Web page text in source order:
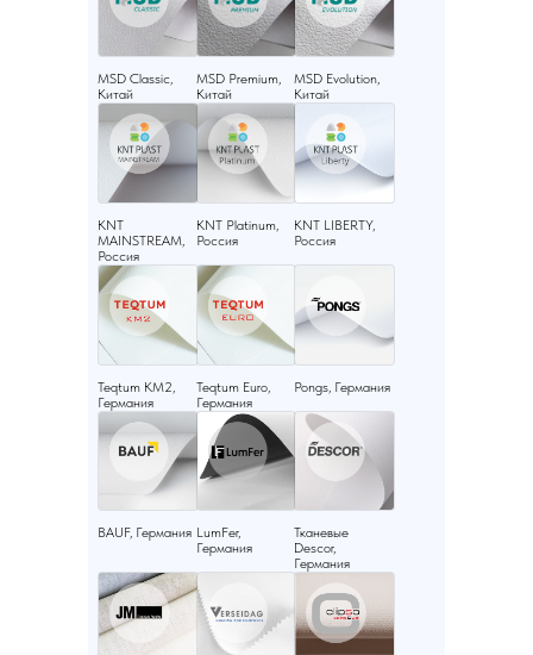
MSD Classic,
Китай
MSD Premium,
Китай
MSD Evolution,
Китай
KNT
MAINSTREAM,
Россия
KNT Platinum,
Россия
KNT LIBERTY,
Россия
Teqtum KM2,
Германия
Teqtum Euro,
Германия
Pongs, Германия
BAUF, Германия LumFer,
Германия
Тканевые
Descor,
Германия